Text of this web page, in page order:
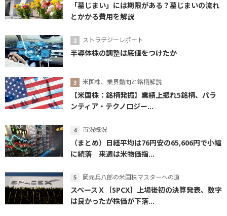
「墓じまい」には期限がある？墓じまいの流れ
とかかる費用を解説
ストラテジーレポート
半導体株の調整は底値をつけたか
米国株、業界動向と銘柄解説
【米国株：銘柄発掘】業績上振れ5銘柄、パラ
ンティア・テクノロジー...
市況概況
（まとめ）日経平均は76円安の65,606円で小幅
に続落 来週は米物価指...
岡元兵八郎の米国株マスターへの道
スペースＸ［SPCX］上場後初の決算発表、数字
は良かったが株価が下落...